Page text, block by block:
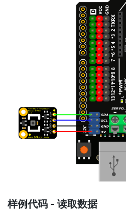
样例代码 - 读取数据